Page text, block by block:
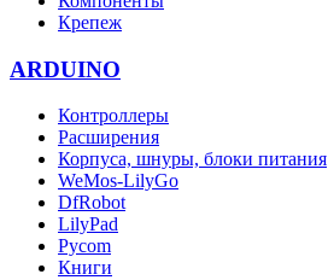
Крепеж
ARDUINO
Контроллеры
Расширения
Корпуса, шнуры, блоки питания
WeMos-LilyGo
DfRobot
LilyPad
Pycom
Книги